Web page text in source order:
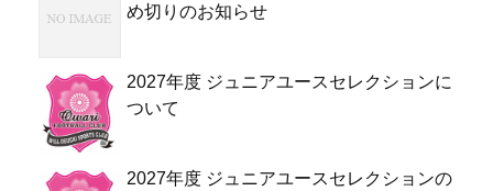
め切りのお知らせ
2027年度 ジュニアユースセレクションに
ついて
2027年度 ジュニアユースセレクションの